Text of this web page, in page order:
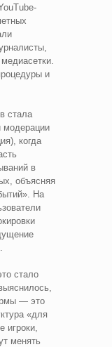
и
стала
модерации
когда
в
объясняя
На
стало
— это
«для
игроки,
менять